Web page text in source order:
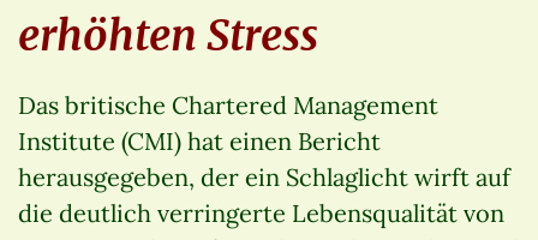
erhöhten Stress
Das britische Chartered Management
Institute (CMI) hat einen Bericht
herausgegeben, der ein Schlaglicht wirft auf
die deutlich verringerte Lebensqualität von